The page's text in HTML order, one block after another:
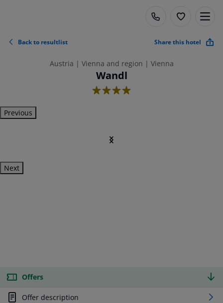
Back to resultlist Share this hotel
Austria | Vienna and region | Vienna
Wandl
4
Previous
Next
Offers
Offer description